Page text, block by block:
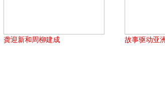
龚迎新和周柳建成 故事驱动亚